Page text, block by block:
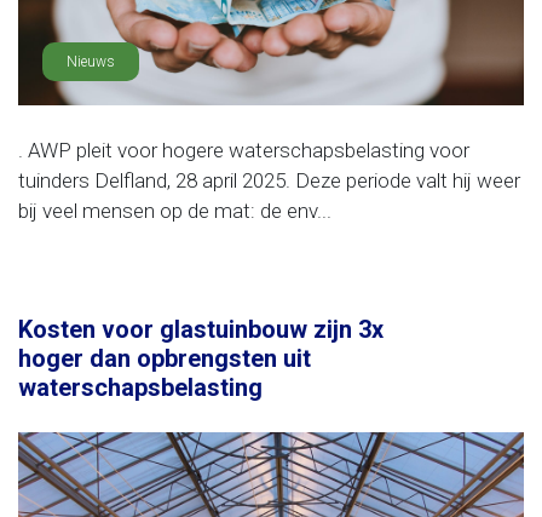
Nieuws
. AWP pleit voor hogere waterschapsbelasting voor
tuinders Delfland, 28 april 2025. Deze periode valt hij weer
bij veel mensen op de mat: de env...
Kosten voor glastuinbouw zijn 3x
hoger dan opbrengsten uit
waterschapsbelasting